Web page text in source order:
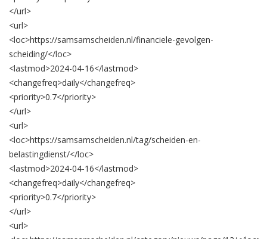
</url>
<url>
<loc>https://samsamscheiden.nl/financiele-gevolgen-
scheiding/</loc>
<lastmod>2024-04-16</lastmod>
<changefreq>daily</changefreq>
<priority>0.7</priority>
</url>
<url>
<loc>https://samsamscheiden.nl/tag/scheiden-en-
belastingdienst/</loc>
<lastmod>2024-04-16</lastmod>
<changefreq>daily</changefreq>
<priority>0.7</priority>
</url>
<url>